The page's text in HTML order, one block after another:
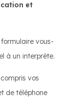
et
vous-
à un interprète.
vos
de téléphone